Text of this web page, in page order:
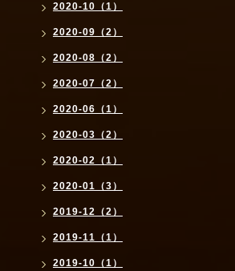
2020-10（1）
2020-09（2）
2020-08（2）
2020-07（2）
2020-06（1）
2020-03（2）
2020-02（1）
2020-01（3）
2019-12（2）
2019-11（1）
2019-10（1）